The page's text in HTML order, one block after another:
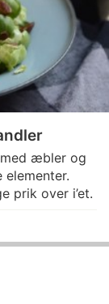
æbler og
elementer.
prik over i’et.